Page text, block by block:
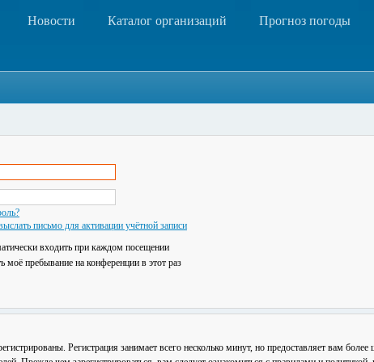
Новости Каталог организаций Прогноз погоды
письмо для активации учётной записи
входить при каждом посещении
моё пребывание на конференции в этот раз
Регистрация занимает всего несколько минут, но предоставляет вам